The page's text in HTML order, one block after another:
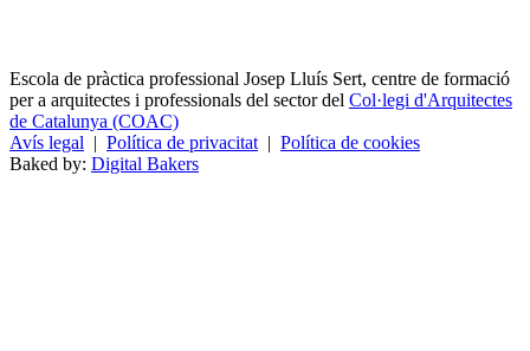
Escola de pràctica professional Josep Lluís Sert, centre de formació
per a arquitectes i professionals del sector del Col·legi d'Arquitectes
de Catalunya (COAC)
Avís legal | Política de privacitat | Política de cookies
Baked by: Digital Bakers